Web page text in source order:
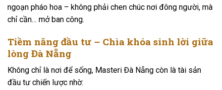
ngoạn pháo hoa – không phải chen chúc nơi đông người, mà
chỉ cần… mở ban công.
Tiềm năng đầu tư – Chìa khóa sinh lời giữa
lòng Đà Nẵng
Không chỉ là nơi để sống, Masteri Đà Nẵng còn là tài sản
đầu tư chiến lược nhờ: